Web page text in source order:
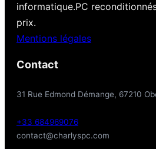
informatique.PC
prix.
Mentions légales
Contact
31 Rue Edmond Démange, 67210
+33 684969076
contact@charlyspc.com